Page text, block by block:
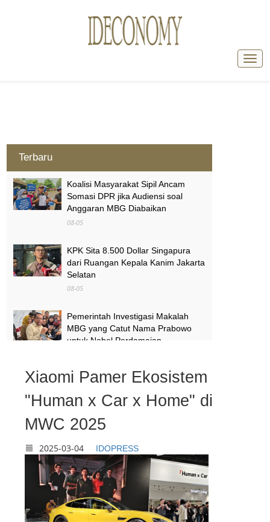
Terbaru
Koalisi Masyarakat Sipil Ancam
Somasi DPR jika Audiensi soal
Anggaran MBG Diabaikan
08-05
KPK Sita 8.500 Dollar Singapura
dari Ruangan Kepala Kanim Jakarta
Selatan
08-05
Pemerintah Investigasi Makalah
MBG yang Catut Nama Prabowo
untuk Nobel Perdamaian
Air Kali Bekasi dan Medan Satria
Menghitam, Warga Khawatir Bikin
Anak Sakit
08-05
Xiaomi Pamer Ekosistem
"Human x Car x Home" di
MWC 2025
2025-03-04 IDOPRESS